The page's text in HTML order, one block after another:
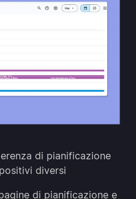
di pianificazione
diversi
di pianificazione e